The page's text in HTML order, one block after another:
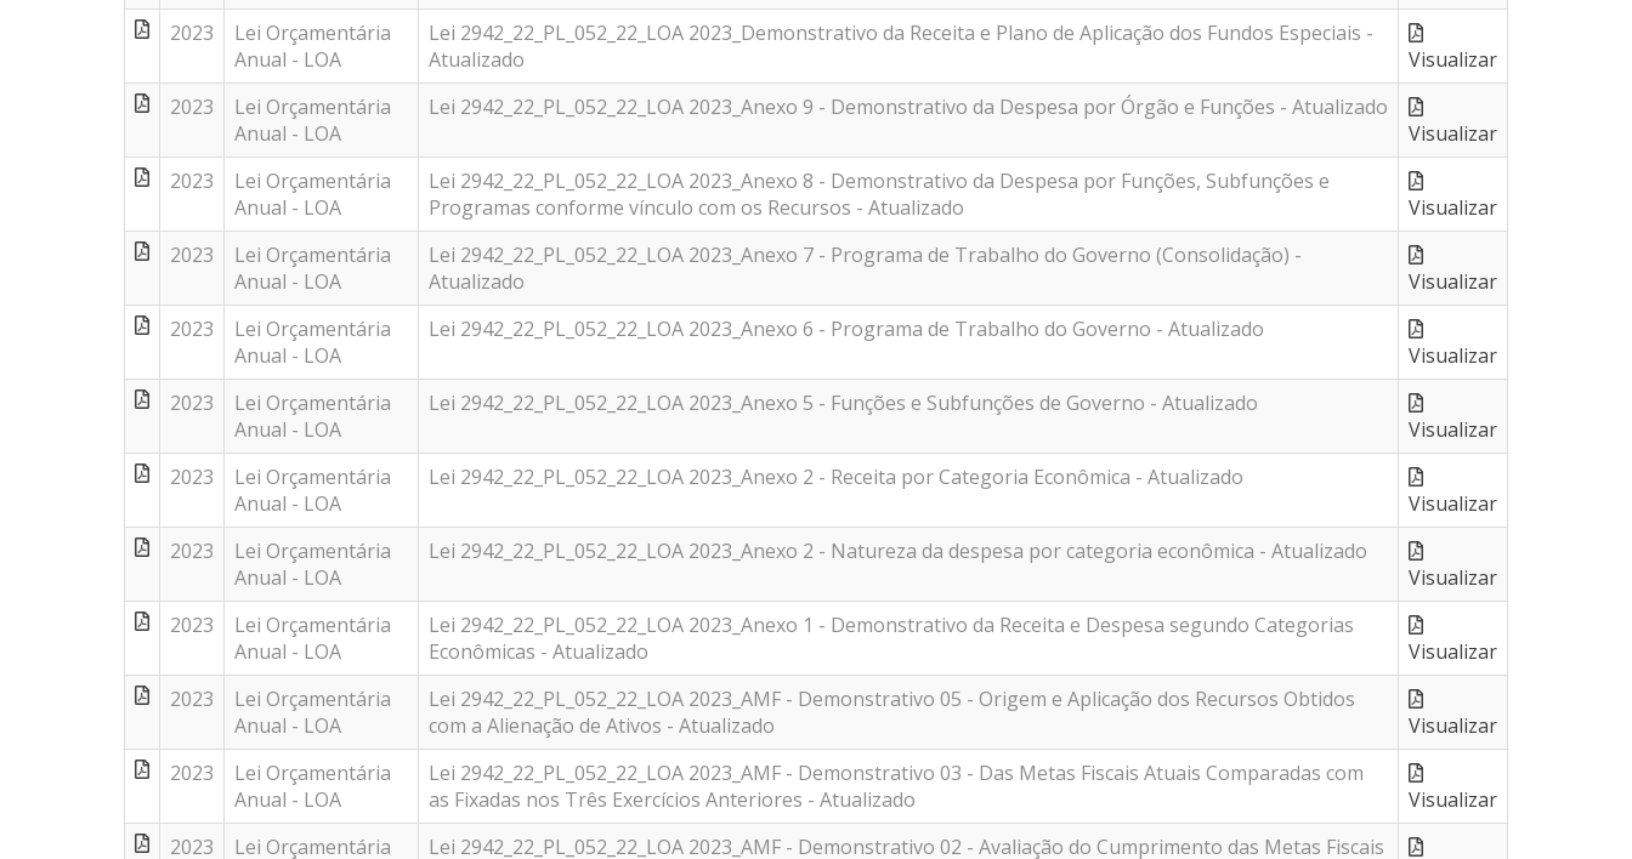
2023
Lei Orçamentária
Anual - LOA
Lei 2942_22_PL_052_22_LOA 2023_Demonstrativo da Receita e Plano de Aplicação dos Fundos Especiais -
Atualizado
Visualizar
2023
Lei Orçamentária
Anual - LOA
Lei 2942_22_PL_052_22_LOA 2023_Anexo 9 - Demonstrativo da Despesa por Órgão e Funções - Atualizado
Visualizar
2023
Lei Orçamentária
Anual - LOA
Lei 2942_22_PL_052_22_LOA 2023_Anexo 8 - Demonstrativo da Despesa por Funções, Subfunções e
Programas conforme vínculo com os Recursos - Atualizado
Visualizar
2023
Lei Orçamentária
Anual - LOA
Lei 2942_22_PL_052_22_LOA 2023_Anexo 7 - Programa de Trabalho do Governo (Consolidação) -
Atualizado
Visualizar
2023
Lei Orçamentária
Anual - LOA
Lei 2942_22_PL_052_22_LOA 2023_Anexo 6 - Programa de Trabalho do Governo - Atualizado
Visualizar
2023
Lei Orçamentária
Anual - LOA
Lei 2942_22_PL_052_22_LOA 2023_Anexo 5 - Funções e Subfunções de Governo - Atualizado
Visualizar
2023
Lei Orçamentária
Anual - LOA
Lei 2942_22_PL_052_22_LOA 2023_Anexo 2 - Receita por Categoria Econômica - Atualizado
Visualizar
2023
Lei Orçamentária
Anual - LOA
Lei 2942_22_PL_052_22_LOA 2023_Anexo 2 - Natureza da despesa por categoria econômica - Atualizado
Visualizar
2023
Lei Orçamentária
Anual - LOA
Lei 2942_22_PL_052_22_LOA 2023_Anexo 1 - Demonstrativo da Receita e Despesa segundo Categorias
Econômicas - Atualizado
Visualizar
2023
Lei Orçamentária
Anual - LOA
Lei 2942_22_PL_052_22_LOA 2023_AMF - Demonstrativo 05 - Origem e Aplicação dos Recursos Obtidos
com a Alienação de Ativos - Atualizado
Visualizar
2023
Lei Orçamentária
Anual - LOA
Lei 2942_22_PL_052_22_LOA 2023_AMF - Demonstrativo 03 - Das Metas Fiscais Atuais Comparadas com
as Fixadas nos Três Exercícios Anteriores - Atualizado
Visualizar
2023
Lei Orçamentária
Lei 2942_22_PL_052_22_LOA 2023_AMF - Demonstrativo 02 - Avaliação do Cumprimento das Metas Fiscais